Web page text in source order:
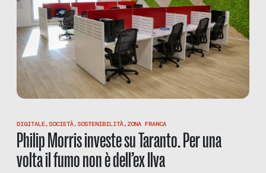
DIGITALE, SOCIETÀ, SOSTENIBILITÀ, ZONA FRANCA
Philip Morris investe su Taranto. Per una
volta il fumo non è dell’ex Ilva